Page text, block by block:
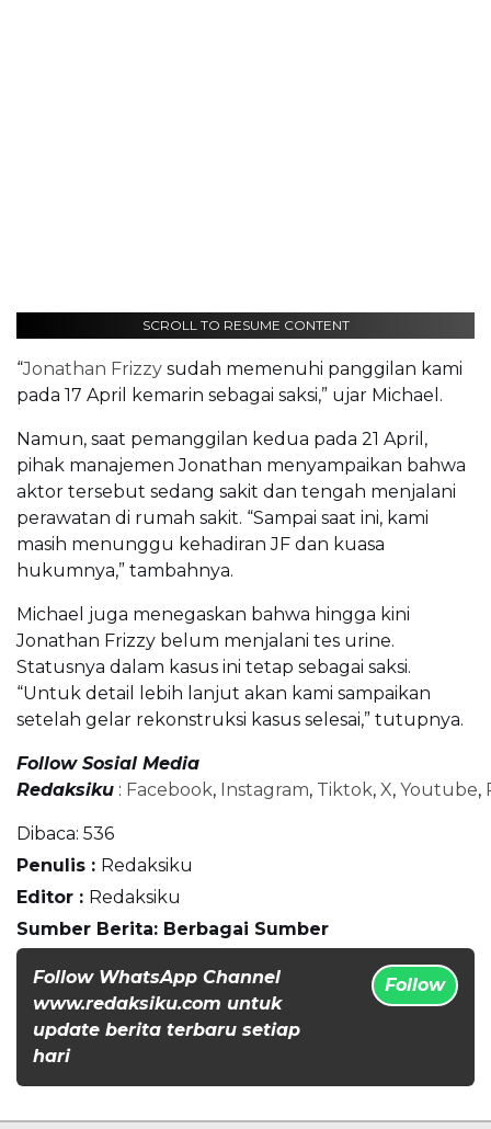
SCROLL TO RESUME CONTENT
“Jonathan Frizzy sudah memenuhi panggilan kami
pada 17 April kemarin sebagai saksi,” ujar Michael.
Namun, saat pemanggilan kedua pada 21 April,
pihak manajemen Jonathan menyampaikan bahwa
aktor tersebut sedang sakit dan tengah menjalani
perawatan di rumah sakit. “Sampai saat ini, kami
masih menunggu kehadiran JF dan kuasa
hukumnya,” tambahnya.
Michael juga menegaskan bahwa hingga kini
Jonathan Frizzy belum menjalani tes urine.
Statusnya dalam kasus ini tetap sebagai saksi.
“Untuk detail lebih lanjut akan kami sampaikan
setelah gelar rekonstruksi kasus selesai,” tutupnya.
Follow Sosial Media
Redaksiku : Facebook, Instagram, Tiktok, X, Youtube,
Dibaca: 536
Penulis : Redaksiku
Editor : Redaksiku
Sumber Berita: Berbagai Sumber
Follow WhatsApp Channel
www.redaksiku.com untuk
update berita terbaru setiap
hari
Follow